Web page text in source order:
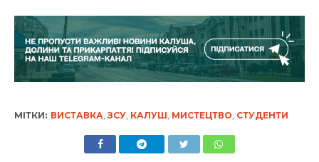
МІТКИ: ВИСТАВКА, ЗСУ, КАЛУШ, МИСТЕЦТВО, СТУДЕНТИ